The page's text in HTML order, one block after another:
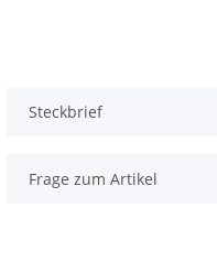
Steckbrief
Frage zum Artikel